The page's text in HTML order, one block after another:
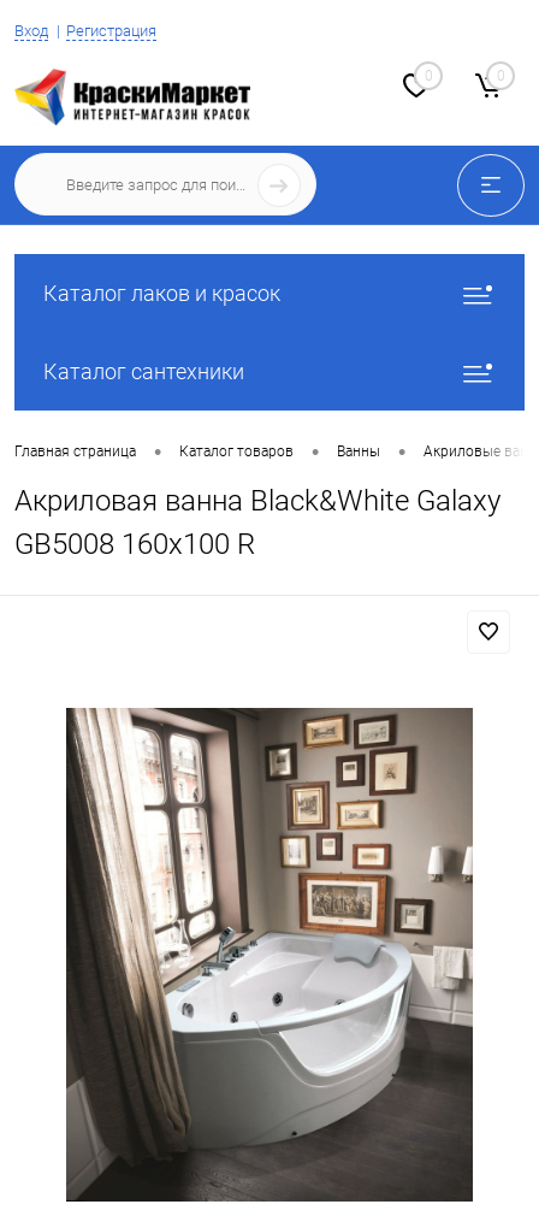
Вход Регистрация
0 0
Каталог лаков и красок
Каталог сантехники
Главная страница • Каталог товаров • Ванны • Акриловые
Акриловая ванна Black&White Galaxy
GB5008 160x100 R